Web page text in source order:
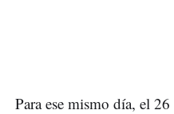
Para ese mismo día, el